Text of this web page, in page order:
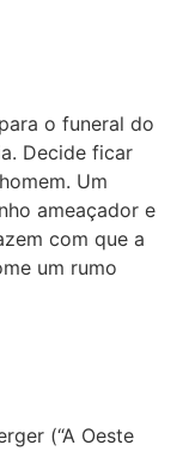
o funeral do
Decide ficar
Um
ameaçador e
com que a
um rumo
(“A Oeste